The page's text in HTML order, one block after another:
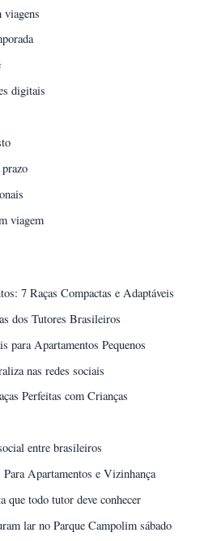
viagens
digitais
viagem
7 Raças Compactas e Adaptáveis
dos Tutores Brasileiros
para Apartamentos Pequenos
nas redes sociais
Perfeitas com Crianças
entre brasileiros
Apartamentos e Vizinhança
que todo tutor deve conhecer
lar no Parque Campolim sábado